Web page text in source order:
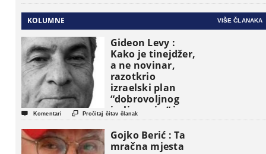
KOLUMNE VIŠE ČLANAKA
Gideon Levy :
Kako je tinejdžer,
a ne novinar,
razotkrio
izraelski plan
“dobrovoljnog
iseljavanja ” iz
Gaze
 Komentari  Pročitaj čitav članak
Gojko Berić : Ta
mračna mjesta